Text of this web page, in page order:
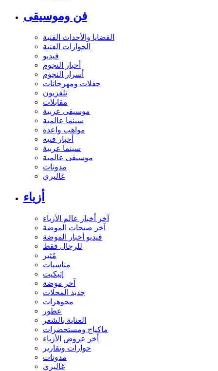
فن وموسيقى
القضايا والأحداث الفنية
الحوارات الفنية
فيديو
أخبار النجوم
أسرار النجوم
حفلات ومهرجانات
تلفزيون
مقابلات
موسيقى عربية
سينما عالمية
مواهب واعدة
أخبار فنية
سينما عربية
موسيقى عالمية
مدونات
غاليري
أزياء
آخر أخبار عالم الأزياء
آخر صيحات الموضة
فيديو أخبار الموضة
للرجال فقط
مُثير
مناسبات
إتيكيت
آخر موضة
جديد المحلات
مجوهرات
عطور
العناية بالشعر
ماكياج ومستحضرات
أخر عروض الأزياء
حوارات وتقارير
مدونات
غاليري